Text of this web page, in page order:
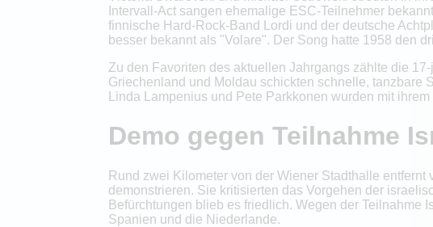
Intervall-Act sangen ehemalige ESC-Teilnehmer
finnische Hard-Rock-Band Lordi und der deutsche
besser bekannt als "Volare". Der Song hatte 1958 den
Zu den Favoriten des aktuellen Jahrgangs zählte die
Griechenland und Moldau schickten schnelle, tanzbare
Linda Lampenius und Pete Parkkonen wurden mit
Demo gegen Teilnahme
Rund zwei Kilometer von der Wiener Stadthalle
demonstrieren. Sie kritisierten das Vorgehen der
Befürchtungen blieb es friedlich. Wegen der Teilnahme
Spanien und die Niederlande.